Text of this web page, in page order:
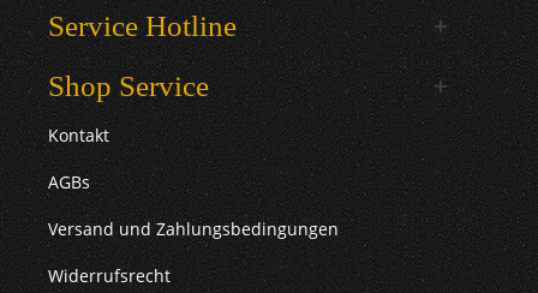
Service Hotline
Shop Service
Kontakt
AGBs
Versand und Zahlungsbedingungen
Widerrufsrecht